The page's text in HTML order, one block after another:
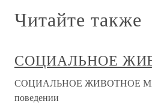
Читайте также
СОЦИАЛЬНОЕ
СОЦИАЛЬНОЕ ЖИВОТНОЕ
поведении